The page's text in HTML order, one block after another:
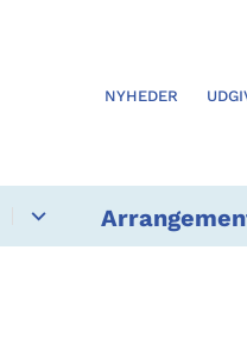
NYHEDER